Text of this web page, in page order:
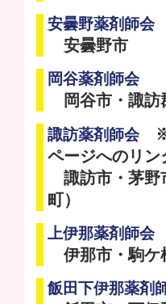
安曇野薬剤師会
安曇野市
岡谷薬剤師会
岡谷市・諏訪
諏訪薬剤師会※
ページへのリン
諏訪市・茅野
町）
上伊那薬剤師会
伊那市・駒ケ
飯田下伊那薬剤